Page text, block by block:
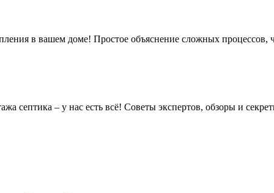
в вашем доме! Простое объяснение сложных
– у нас есть всё! Советы экспертов, обзоры и